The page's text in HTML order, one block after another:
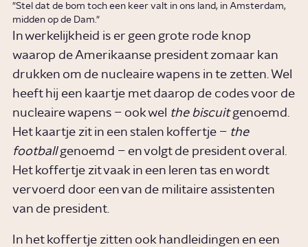
"Stel dat de bom toch een keer valt in ons land, in Amsterdam,
midden op de Dam."
In werkelijkheid is er geen grote rode knop
waarop de Amerikaanse president zomaar kan
drukken om de nucleaire wapens in te zetten. Wel
heeft hij een kaartje met daarop de codes voor de
nucleaire wapens – ook wel the biscuitgenoemd.
Het kaartje zit in een stalen koffertje – the
footballgenoemd – en volgt de president overal.
Het koffertje zit vaak in een leren tas en wordt
vervoerd door een van de militaire assistenten
van de president.
In het koffertje zitten ook handleidingen en een